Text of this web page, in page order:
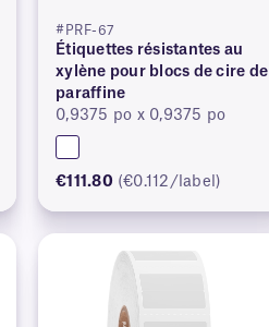
#PRF-67
Étiquettes résistantes au
xylène pour blocs de cire de
paraffine
0,9375 po x 0,9375 po
€111.80 (€0.112/label)